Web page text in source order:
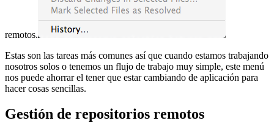
remotos.
Estas son las tareas más comunes así que cuando estamos trabajando
nosotros solos o tenemos un flujo de trabajo muy simple, este menú
nos puede ahorrar el tener que estar cambiando de aplicación para
hacer cosas sencillas.
Gestión de repositorios remotos